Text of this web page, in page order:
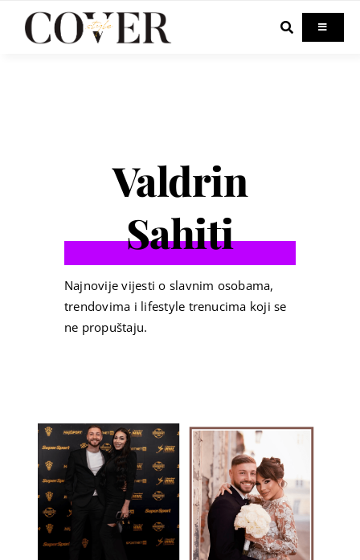
Toggle
Out & About
Valdrin
Sahiti
Najnovije vijesti o slavnim osobama,
trendovima i lifestyle trenucima koji se
ne propuštaju.